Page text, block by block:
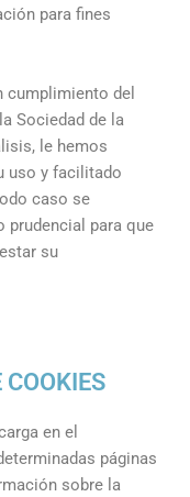
para fines
cumplimiento del
Sociedad de la
le hemos
uso y facilitado
caso se
prudencial para que
su
en el
páginas
sobre la